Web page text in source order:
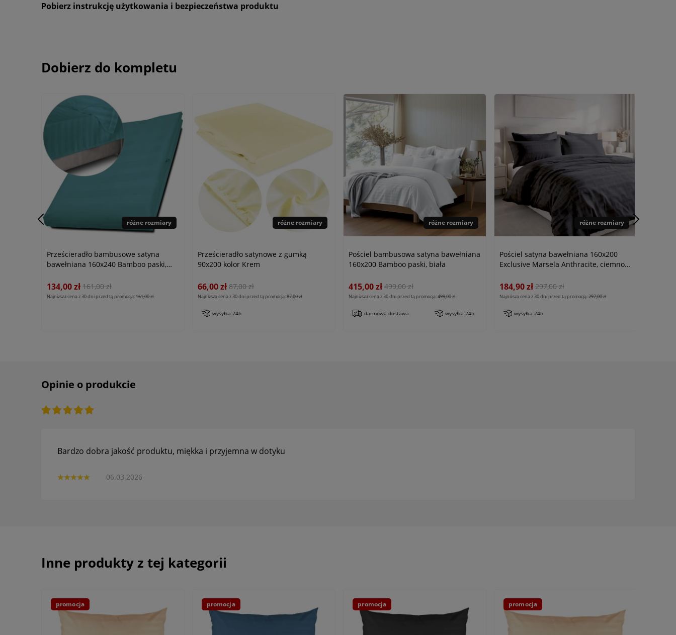
Pobierz instrukcję użytkowania i bezpieczeństwa produktu
Dobierz do kompletu
różne rozmiary
Prześcieradło bambusowe satyna
bawełniana 160x240 Bamboo paski,
134,00 zł 161,00 zł
Najniższa cena z 30 dni przed tą promocją:161,00 zł
różne rozmiary
Prześcieradło satynowe z gumką
90x200 kolor Krem
66,00 zł 87,00 zł
Najniższa cena z 30 dni przed tą promocją:87,00 zł
wysyłka 24h
różne rozmiary
Pościel bambusowa satyna bawełniana
160x200 Bamboo paski, biała
415,00 zł 499,00 zł
Najniższa cena z 30 dni przed tą promocją:499,00 zł
darmowa dostawa wysyłka 24h
różne rozmiary
Pościel satyna bawełniana 160x200
Exclusive Marsela Anthracite, ciemno
184,90 zł 297,00 zł
Najniższa cena z 30 dni przed tą promocją:297,00 zł
wysyłka 24h
Opinie o produkcie
06.03.2026
Bardzo dobra jakość produktu, miękka i przyjemna w dotyku
Inne produkty z tej kategorii
promocja promocja promocja promocja